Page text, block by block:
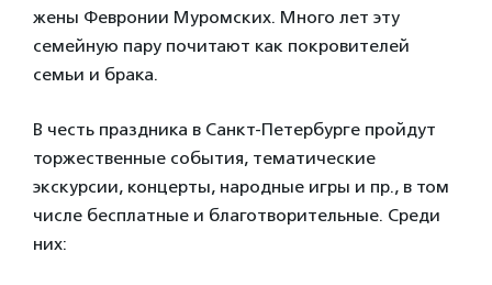
жены Февронии Муромских. Много лет эту
семейную пару почитают как покровителей
семьи и брака.
В честь праздника в Санкт-Петербурге пройдут
торжественные события, тематические
экскурсии, концерты, народные игры и пр., в том
числе бесплатные и благотворительные. Среди
них: